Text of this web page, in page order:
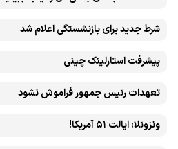
شرط جدید برای بازنشستگی اعلام شد
پیشرفت ‏استارلینک چینی
تعهدات رئیس جمهور فراموش نشود
ونزوئلا: ایالت ۵۱ آمریکا!